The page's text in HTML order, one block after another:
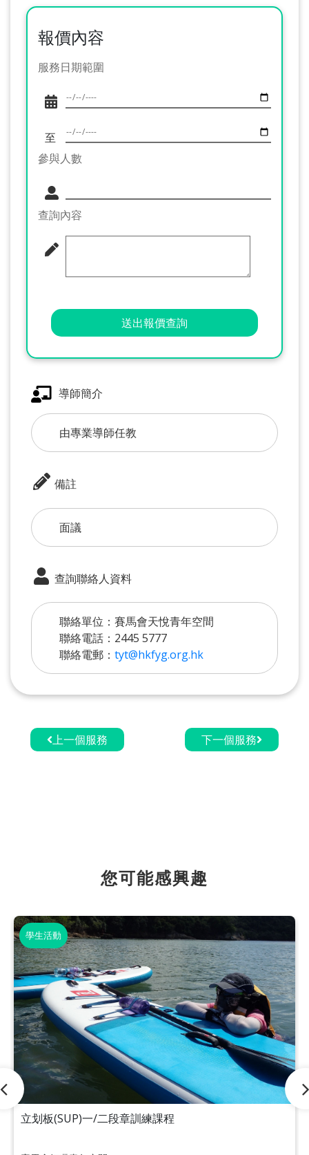
報價內容
服務日期範圍
至
參與人數
查詢內容
送出報價查詢
導師簡介
由專業導師任教
備註
面議
查詢聯絡人資料
聯絡單位：賽馬會天悅青年空間
聯絡電話：2445 5777
聯絡電郵： tyt@hkfyg.org.hk
上一個服務 下一個服務
您可能感興趣
學生活動
立划板(SUP)一/二段章訓練課程